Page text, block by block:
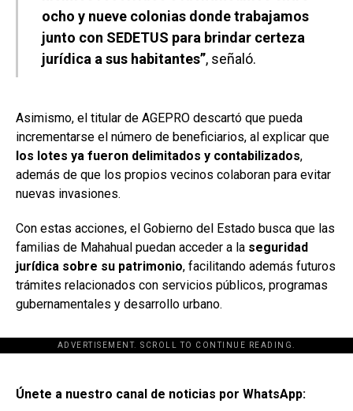
ocho y nueve colonias donde trabajamos
junto con SEDETUS para brindar certeza
jurídica a sus habitantes”, señaló.
Asimismo, el titular de AGEPRO descartó que pueda
incrementarse el número de beneficiarios, al explicar que
los lotes ya fueron delimitados y contabilizados,
además de que los propios vecinos colaboran para evitar
nuevas invasiones.
Con estas acciones, el Gobierno del Estado busca que las
familias de Mahahual puedan acceder a la seguridad
jurídica sobre su patrimonio, facilitando además futuros
trámites relacionados con servicios públicos, programas
gubernamentales y desarrollo urbano.
ADVERTISEMENT. SCROLL TO CONTINUE READING.
[adsforwp id="243463"]
Únete a nuestro canal de noticias por WhatsApp: